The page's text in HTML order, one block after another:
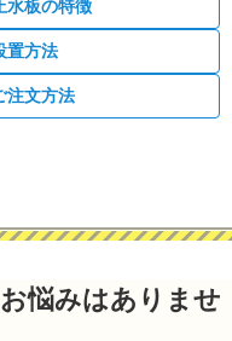
水板の特徴
置方法
注文方法
悩みはありませ